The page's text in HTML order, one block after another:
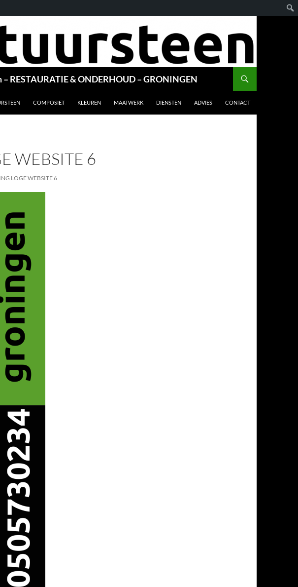
RESTAURATIE & ONDERHOUD – GRONINGEN
COMPOSIET KLEUREN MAATWERK DIENSTEN ADVIES CONTACT
WEBSITE 6
LOGE WEBSITE 6